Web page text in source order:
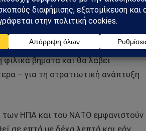
συνέπεια της ευφορίας της νίκης
κατάστασης στη διεθνή σκηνή. Ο
βήματα και θα λάβει
– για τη στρατιωτική ανάπτυξη
των ΗΠΑ και του ΝΑΤΟ εμφανιστούν